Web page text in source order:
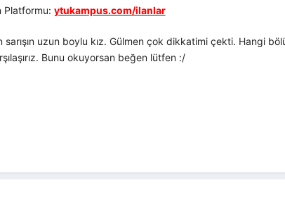
Platformu: ytukampus.com/ilanlar
uzun boylu kız. Gülmen çok dikkatimi çekti. Hangi
Bunu okuyorsan beğen lütfen :/